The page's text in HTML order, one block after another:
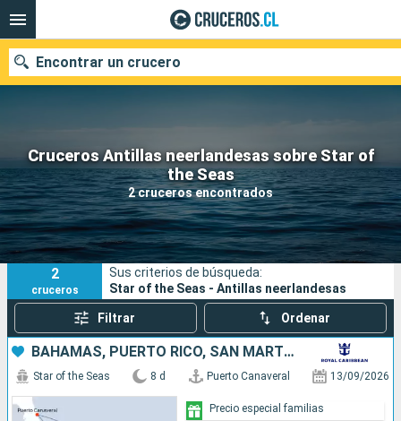
Cruceros Antillas neerlandesas sobre Star of
the Seas
2 cruceros encontrados
Encontrar un crucero
Nuestros destinos
Fecha de salida
Puertos Compañías
Buscar
2
cruceros
Sus criterios de búsqueda:
Star of the Seas - Antillas neerlandesas
Filtrar Ordenar
BAHAMAS, PUERTO RICO, SAN MARTÍN, ESTADOS UNIDOS
Star of the Seas 8 d Puerto Canaveral 13/09/2026
Precio especial familias